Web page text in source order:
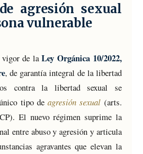
agresión sexual
vulnerable
vigor de laLey Orgánica 10/2022,
, de garantía integral de la libertad
contra la libertad sexual se
tipo deagresión sexual (arts.
El nuevo régimen suprime la
entre abuso y agresión y articula
agravantes que elevan la